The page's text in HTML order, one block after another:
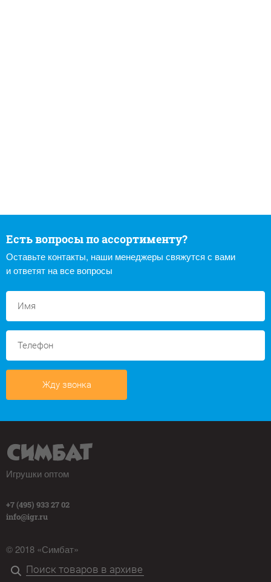
Есть вопросы по ассортименту?
Оставьте контакты, наши менеджеры свяжутся с вами
и ответят на все вопросы
Жду звонка
Игрушки оптом
+7 (495) 933 27 02
info@igr.ru
© 2018 «Симбат»